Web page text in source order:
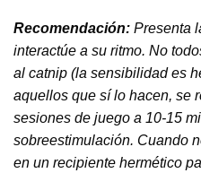
Recomendación: Presenta
interactúe a su ritmo. No
al catnip (la sensibilidad es
aquellos que sí lo hacen, se
sesiones de juego a 10-15
sobreestimulación. Cuando
en un recipiente hermético